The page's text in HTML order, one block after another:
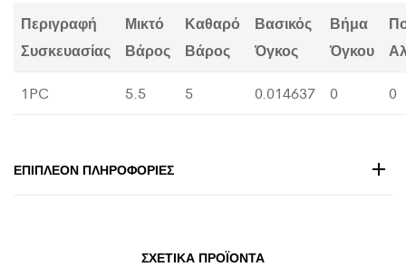
Περιγραφή
Συσκευασίας
Μικτό
Βάρος
Καθαρό
Βάρος
Βασικός
Όγκος
Βήμα
Όγκου
1PC 5.5 5 0.014637 0 0
ΕΠΙΠΛΈΟΝ ΠΛΗΡΟΦΟΡΊΕΣ
ΣΧΕΤΙΚΆ ΠΡΟΪΌΝΤΑ